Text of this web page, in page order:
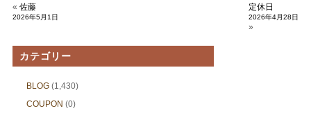
« 佐藤
2026年5月1日
定休日
2026年4月28日
»
カテゴリー
BLOG(1,430)
COUPON (0)